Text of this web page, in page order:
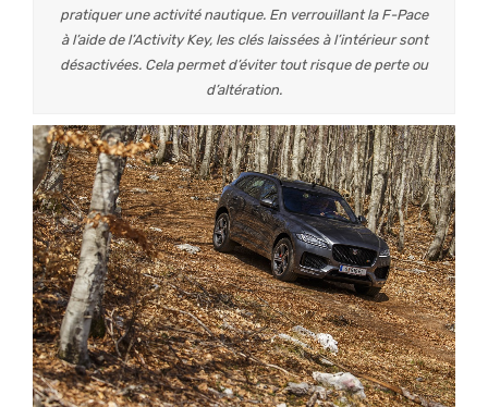
pratiquer une activité nautique. En verrouillant la F-Pace
à l’aide de l’Activity Key, les clés laissées à l’intérieur sont
désactivées. Cela permet d’éviter tout risque de perte ou
d’altération.